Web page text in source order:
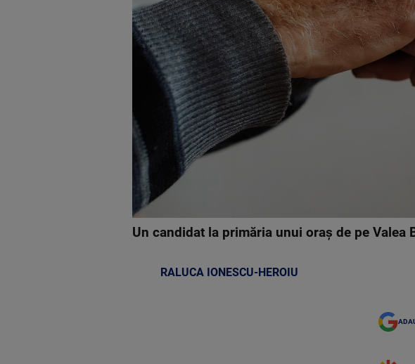
Un candidat la primăria unui oraş de pe
RALUCA IONESCU-HEROIU